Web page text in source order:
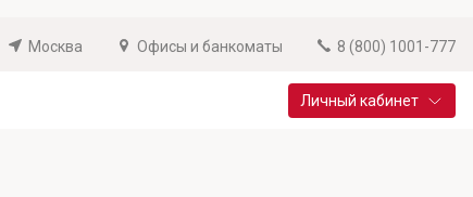
Москва Офисы и банкоматы 8 (800) 1001-777
Личный кабинет